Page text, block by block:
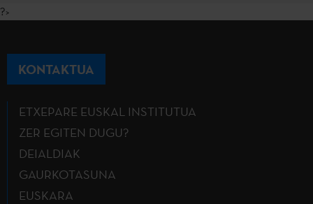
?>
KONTAKTUA
ETXEPARE EUSKAL INSTITUTUA
ZER EGITEN DUGU?
DEIALDIAK
GAURKOTASUNA
EUSKARA